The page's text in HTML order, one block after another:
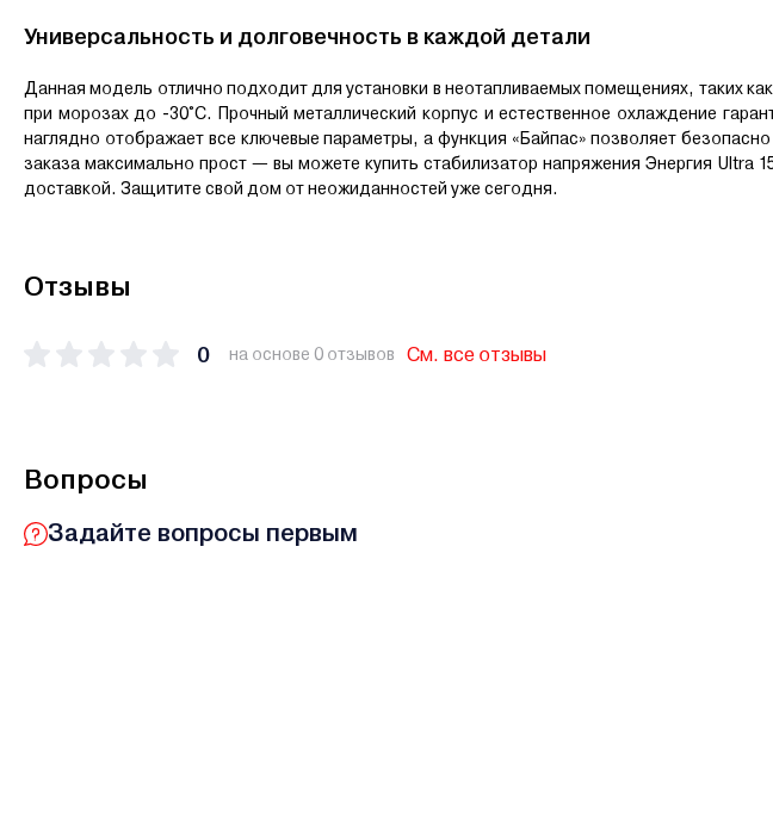
Универсальность и долговечность в каждой детали
Данная модель отлично подходит для установки в неотапливаемых помещениях, таких
при морозах до -30°С. Прочный металлический корпус и естественное охлаждение
наглядно отображает все ключевые параметры, а функция «Байпас» позволяет
заказа максимально прост — вы можете купить стабилизатор напряжения Энергия Ultra
доставкой. Защитите свой дом от неожиданностей уже сегодня.
Отзывы
0 на основе 0 отзывов См. все отзывы
Вопросы
Задайте вопросы первым